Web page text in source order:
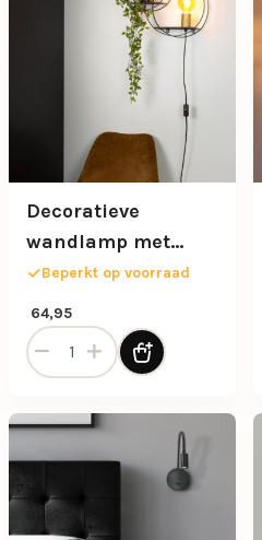
Decoratieve
wandlamp met
plankjes
Beperkt op voorraad
64,95
Decoratieve wandlamp met